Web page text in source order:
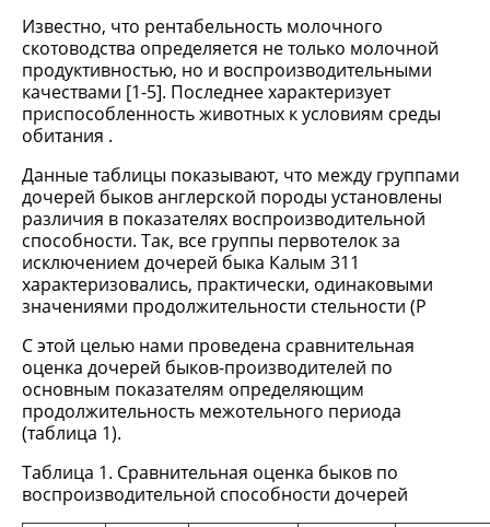
Известно, что рентабельность молочного
скотоводства определяется не только молочной
продуктивностью, но и воспроизводительными
качествами [1-5]. Последнее характеризует
приспособленность животных к условиям среды
обитания .
Данные таблицы показывают, что между группами
дочерей быков англерской породы установлены
различия в показателях воспроизводительной
способности. Так, все группы первотелок за
исключением дочерей быка Калым 311
характеризовались, практически, одинаковыми
значениями продолжительности стельности (Р
С этой целью нами проведена сравнительная
оценка дочерей быков-производителей по
основным показателям определяющим
продолжительность межотельного периода
(таблица 1).
Таблица 1. Сравнительная оценка быков по
воспроизводительной способности дочерей